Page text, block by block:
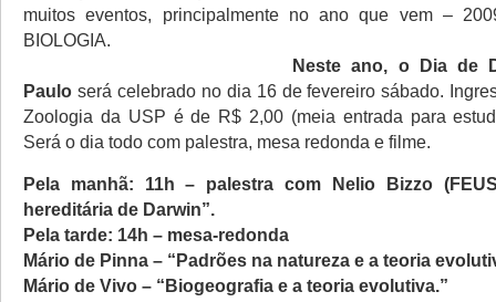
muitos eventos, principalmente no ano que vem –
BIOLOGIA.
Neste ano, o Dia de
Paulo será celebrado no dia 16 de fevereiro sábado.
Zoologia da USP é de R$ 2,00 (meia entrada para
Será o dia todo com palestra, mesa redonda e filme.
Pela manhã: 11h – palestra com Nelio Bizzo
hereditária de Darwin”.
Pela tarde: 14h – mesa-redonda
Mário de Pinna – “Padrões na natureza e a teoria
Mário de Vivo – “Biogeografia e a teoria evolutiva.”